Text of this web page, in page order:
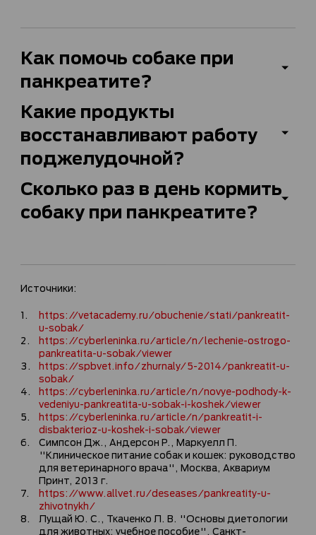
Как помочь собаке при
панкреатите?
Какие продукты
восстанавливают работу
поджелудочной?
Сколько раз в день кормить
собаку при панкреатите?
Источники:
https://vetacademy.ru/obuchenie/stati/pankreatit-
u-sobak/
https://cyberleninka.ru/article/n/lechenie-ostrogo-
pankreatita-u-sobak/viewer
https://spbvet.info/zhurnaly/5-2014/pankreatit-u-
sobak/
https://cyberleninka.ru/article/n/novye-podhody-k-
vedeniyu-pankreatita-u-sobak-i-koshek/viewer
https://cyberleninka.ru/article/n/pankreatit-i-
disbakterioz-u-koshek-i-sobak/viewer
Симпсон Дж., Андерсон Р., Маркуелл П.
"Клиническое питание собак и кошек: руководство
для ветеринарного врача", Москва, Аквариум
Принт, 2013 г.
https://www.allvet.ru/deseases/pankreatity-u-
zhivotnykh/
Лущай Ю. С., Ткаченко Л. В. "Основы диетологии
для животных: учебное пособие", Санкт-